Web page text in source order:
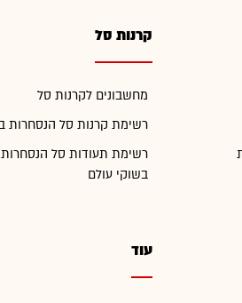
קרנות סל
מחשבונים לקרנות סל
רשימת קרנות סל הנסחרות
רשימת תעודות סל הנסחרות
בשוקי עולם
עוד